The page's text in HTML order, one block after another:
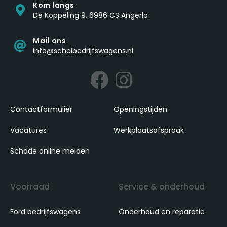
Kom langs
De Koppeling 9, 6986 CS Angerlo
Mail ons
info@schelbedrijfswagens.nl
Contactformulier Openingstijden
Vacatures Werkplaatsafspraak
Schade online melden
Voorraad
Ford bedrijfswagens
Service & onderhoud
Onderhoud en reparatie